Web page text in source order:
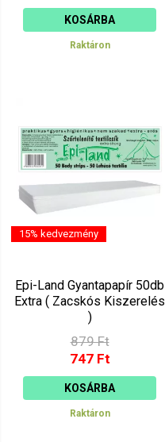
KOSÁRBA
Raktáron
15% kedvezmény
Epi-Land Gyantapapír 50db
Extra ( Zacskós Kiszerelés
)
879 Ft
747 Ft
KOSÁRBA
Raktáron